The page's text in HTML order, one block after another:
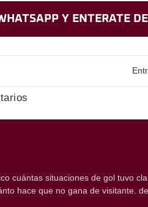
Y ENTERATE
cuántas situaciones de gol tuvo
hace que no gana de visitante.